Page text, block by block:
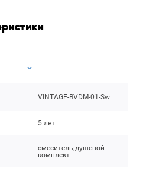
VINTAGE-BVDM-01-Sw
5 лет
смеситель;душевой
комплект